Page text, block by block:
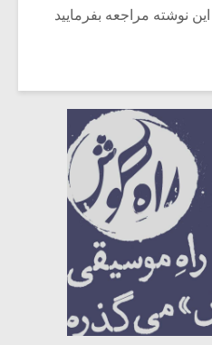
نوشته مراجعه بفرمایید